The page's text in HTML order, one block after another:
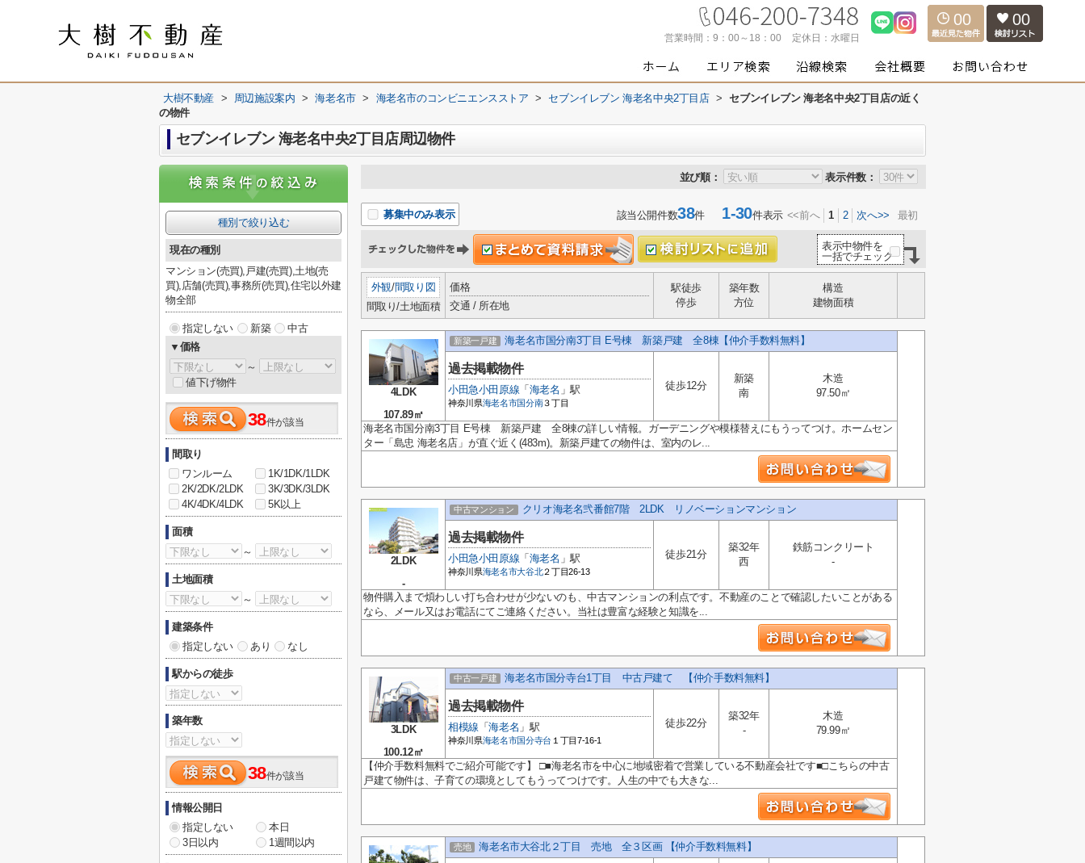
営業時間： 9：00～18：00 定休日： 水曜日
00 00
大樹不動産 > 周辺施設案内 > 海老名市 > 海老名市のコンビニエンスストア > セブンイレブン 海老名中央2丁目店 >
セブンイレブン 海老名中央2丁目店の近く
の物件
セブンイレブン 海老名中央2丁目店周辺物件
並び順： 表示件数：
募集中のみ表示 該当公開件数38件1-30件表示 <<前へ 1 2 次へ>> 最初
表示中物件を
一括でチェック
外観/間取り図
間取り/土地面積
価格
交通 / 所在地
駅徒歩
停歩
築年数
方位
構造
建物面積
4LDK
107.89㎡
新築一戸建 海老名市国分南3丁目 E号棟 新築戸建 全8棟【仲介手数料無料】
過去掲載物件
小田急小田原線 「 海老名 」駅
神奈川県海老名市国分南３丁目
徒歩12分
新築
南
木造
97.50㎡
海老名市国分南3丁目 E号棟 新築戸建 全8棟の詳しい情報。ガーデニングや模様替えにもうってつけ。ホームセン
ター「島忠 海老名店」が直ぐ近く(483m)。新築戸建ての物件は、室内のレ...
2LDK
-
中古マンション クリオ海老名弐番館7階 2LDK リノベーションマンション
過去掲載物件
小田急小田原線 「 海老名 」駅
神奈川県海老名市大谷北２丁目26-13
徒歩21分
築32年
西
鉄筋コンクリート
-
物件購入まで煩わしい打ち合わせが少ないのも、中古マンションの利点です。不動産のことで確認したいことがある
なら、メール又はお電話にてご連絡ください。当社は豊富な経験と知識を...
3LDK
100.12㎡
中古一戸建 海老名市国分寺台1丁目 中古戸建て 【仲介手数料無料】
過去掲載物件
相模線 「海老名 」駅
神奈川県海老名市国分寺台 １丁目7-16-1
徒歩22分
築32年
-
木造
79.99㎡
【仲介手数料無料でご紹介可能です】 □■海老名市を中心に地域密着で営業している不動産会社です■□こちらの中古
戸建て物件は、子育ての環境としてもうってつけです。人生の中でも大きな...
売地 海老名市大谷北２丁目 売地 全３区画 【仲介手数料無料】
種別で絞り込む
現在の種別
マンション(売買),戸建(売買),土地(売
買),店舗(売買),事務所(売買),住宅以外建
物全部
指定しない 新築
中古
▼価格
～
値下げ物件
38件が該当
間取り
ワンルーム
1K/1DK/1LDK
2K/2DK/2LDK
3K/3DK/3LDK
4K/4DK/4LDK
5K以上
面積
～
土地面積
～
建築条件
指定しない
あり なし
駅からの徒歩
築年数
38件が該当
情報公開日
指定しない
本日
3日以内
1週間以内